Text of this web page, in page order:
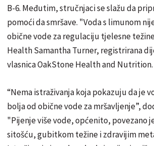
B-6. Međutim, stručnjaci se slažu da
pomoći da smršave. "Voda s limunom
obične vode za regulaciju tjelesne
Health Samantha Turner, registrirana
vlasnica OakStone Health and Nutrition.
“Nema istraživanja koja pokazuju da je
bolja od obične vode za mršavljenje”,
"Pijenje više vode, općenito, povezano
sitošću, gubitkom težine i zdravijim